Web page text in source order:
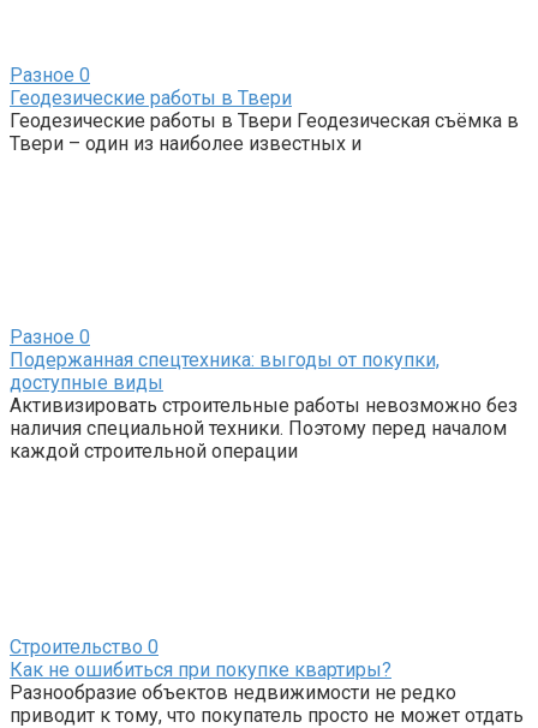
Разное 0
Геодезические работы в Твери
Геодезические работы в Твери Геодезическая съёмка в
Твери – один из наиболее известных и
Разное 0
Подержанная спецтехника: выгоды от покупки,
доступные виды
Активизировать строительные работы невозможно без
наличия специальной техники. Поэтому перед началом
каждой строительной операции
Строительство 0
Как не ошибиться при покупке квартиры?
Разнообразие объектов недвижимости не редко
приводит к тому, что покупатель просто не может отдать